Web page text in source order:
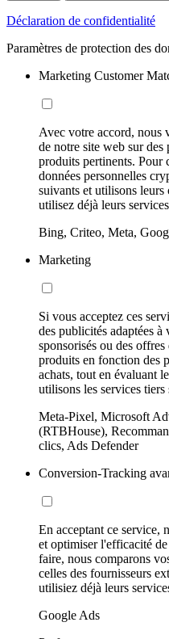
Déclaration de confidentialité
Paramètres de protection des
Marketing Customer
Avec votre accord, nous
de notre site web sur
produits pertinents. Pour
données personnelles
suivants et utilisons
utilisez déjà leurs
Bing, Criteo, Meta,
Marketing
Si vous acceptez ces
des publicités adaptées à
sponsorisés ou des
produits en fonction des
achats, tout en évaluant
utilisons les services
Meta-Pixel, Microsoft
(RTBHouse),
clics, Ads Defender
Conversion-Tracking
En acceptant ce service,
et optimiser l'efficacité
faire, nous comparons
celles des fournisseurs
utilisiez déjà leurs
Google Ads